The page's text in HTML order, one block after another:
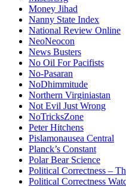
Money Jihad
Nanny State Index
National Review Online
NeoNeocon
News Busters
No Oil For Pacifists
No-Pasaran
NoDhimmitude
Northern Virginiastan
Not Evil Just Wrong
NoTricksZone
Peter Hitchens
Pislamonausea Central
Planck’s Constant
Polar Bear Science
Political Correctness –
Political Correctness